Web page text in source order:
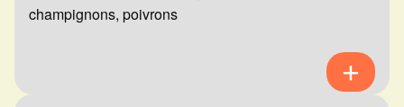
champignons, poivrons